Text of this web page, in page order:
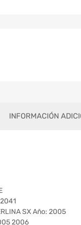
INFORMACIÓN
SX Año: 2005
2006